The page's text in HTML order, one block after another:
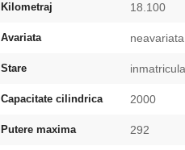
Kilometraj 18.100
Avariata neavariata
Stare
Capacitate cilindrica 2000
Putere maxima 292